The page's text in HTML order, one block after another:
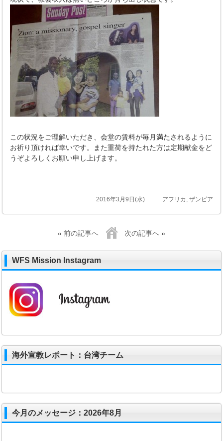
この状況をご理解いただき、会堂の賃料が毎月満たされるように
お祈り頂ければ幸いです。また重荷を持たれた方は定期献金をど
うぞよろしくお願い申し上げます。
2016年3月9日(水) アフリカ , ザンビア
« 前の記事へ 次の記事へ »
WFS Mission Instagram
海外宣教レポート：台湾チーム
今月のメッセージ：2026年8月